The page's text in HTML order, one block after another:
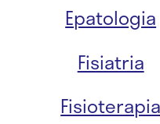
Epatologia
Fisiatria
Fisioterapia